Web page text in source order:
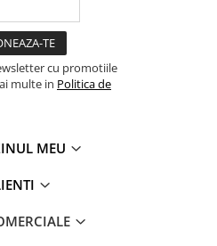
cu promotiile
multe in Politica de
MEU